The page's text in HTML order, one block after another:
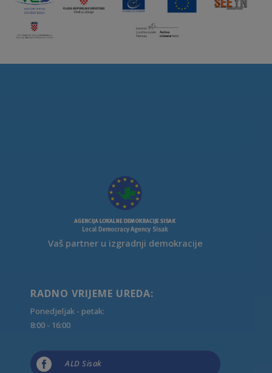
Vaš partner u izgradnji demokracije
RADNO VRIJEME UREDA:
Ponedjeljak - petak:
8:00 - 16:00
 ALD Sisak